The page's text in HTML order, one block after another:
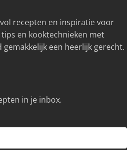
recepten en inspiratie voor
en kooktechnieken met
een heerlijk gerecht.
in je inbox.